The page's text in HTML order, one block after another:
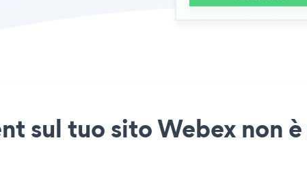
sul tuo sito Webex non